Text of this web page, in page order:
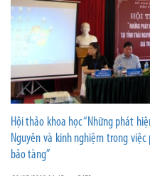
Hội thảo khoa học “Những phát
Nguyên và kinh nghiệm trong
bảo tàng”